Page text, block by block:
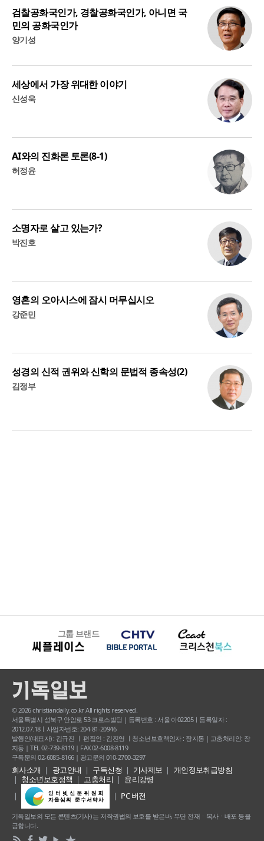
검찰공화국인가, 경찰공화국인가, 아니면 국
민의 공화국인가
양기성
세상에서 가장 위대한 이야기
신성욱
AI와의 진화론 토론(8-1)
허정윤
소명자로 살고 있는가?
박진호
영혼의 오아시스에 잠시 머무십시오
강준민
성경의 신적 권위와 신학의 문법적 종속성(2)
김정부
그룹 브랜드
© 2026 christiandaily.co.kr All rights reserved.
서울특별시 성북구 안암로 53 크로스빌딩 | 등록번호 : 서울 아02205ㅣ등록일자 :
2012.07.18ㅣ사업자번호: 204-81-20946
발행인(대표자) : 김규진 ㅣ 편집인 : 김진영 ㅣ청소년보호책임자 : 장지동 | 고충처리인: 장
지동 | TEL 02-739-8119 | FAX 02-6008-8119
구독문의 02-6085-8166 | 광고문의 010-2700-3297
회사소개 광고안내 구독신청 기사제보
개인정보취급방침
청소년보호정책
고충처리
윤리강령
PC 버전
기독일보의 모든 콘텐츠(기사) 는 저작권법의 보호를 받은바, 무단 전재ㆍ복사ㆍ배포 등을
금합니다.